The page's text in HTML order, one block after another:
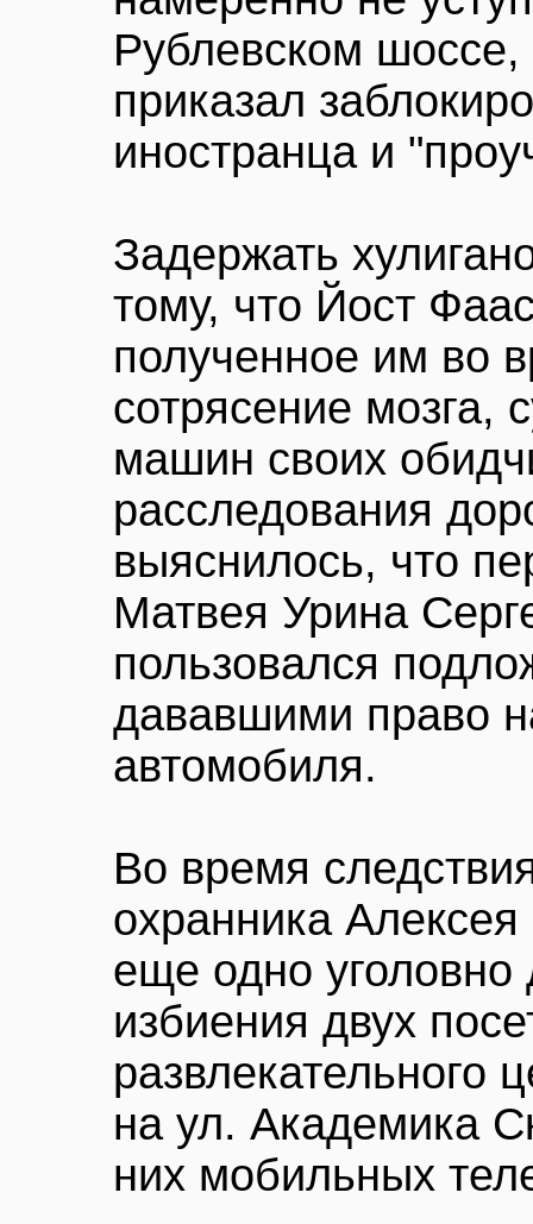
Рублевском
приказал
иностранца и
Задержать
тому, что Йост
полученное им во
сотрясение мозга,
машин своих
расследования
выяснилось, что
Матвея Урина
пользовался
дававшими право
автомобиля.
Во время
охранника
еще одно
избиения двух
развлекательного
на ул. Академика
них мобильных